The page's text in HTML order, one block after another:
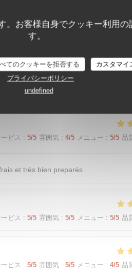
。お客様自身でクッキー利用の
す。
てのクッキーを拒否する
カスタマイ
プライバシーポリシー
undefined
ビス : 5/5 雰囲気 : 4/5 メニュー : 5/5 品
et très bien preparés
ビス : 5/5 雰囲気 : 5/5 メニュー : 5/5 品
ビス : 5/5 雰囲気 : 5/5 メニュー : 4/5 品